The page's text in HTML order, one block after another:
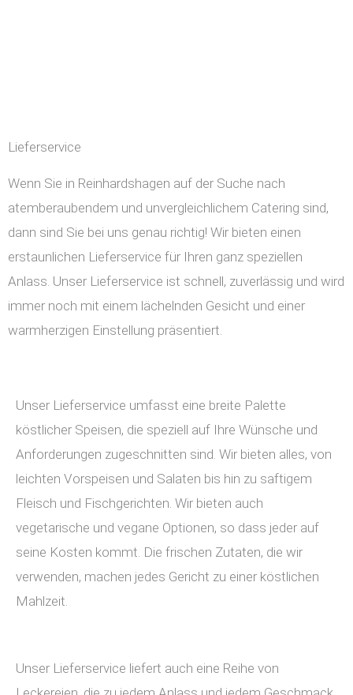
Lieferservice
Wenn Sie in Reinhardshagen auf der Suche nach
atemberaubendem und unvergleichlichem Catering sind,
dann sind Sie bei uns genau richtig! Wir bieten einen
erstaunlichen Lieferservice für Ihren ganz speziellen
Anlass. Unser Lieferservice ist schnell, zuverlässig und wird
immer noch mit einem lächelnden Gesicht und einer
warmherzigen Einstellung präsentiert.
Unser Lieferservice umfasst eine breite Palette
köstlicher Speisen, die speziell auf Ihre Wünsche und
Anforderungen zugeschnitten sind. Wir bieten alles, von
leichten Vorspeisen und Salaten bis hin zu saftigem
Fleisch und Fischgerichten. Wir bieten auch
vegetarische und vegane Optionen, so dass jeder auf
seine Kosten kommt. Die frischen Zutaten, die wir
verwenden, machen jedes Gericht zu einer köstlichen
Mahlzeit.
Unser Lieferservice liefert auch eine Reihe von